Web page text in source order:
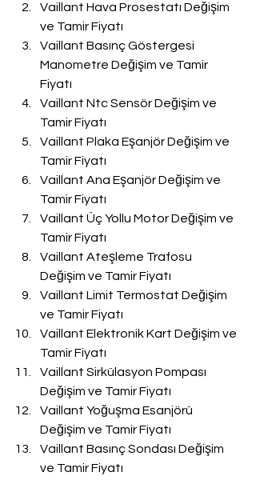
Vaillant Hava Prosestatı Değişim
ve Tamir Fiyatı
Vaillant Basınç Göstergesi
Manometre Değişim ve Tamir
Fiyatı
Vaillant Ntc Sensör Değişim ve
Tamir Fiyatı
Vaillant Plaka Eşanjör Değişim ve
Tamir Fiyatı
Vaillant Ana Eşanjör Değişim ve
Tamir Fiyatı
Vaillant Üç Yollu Motor Değişim ve
Tamir Fiyatı
Vaillant Ateşleme Trafosu
Değişim ve Tamir Fiyatı
Vaillant Limit Termostat Değişim
ve Tamir Fiyatı
Vaillant Elektronik Kart Değişim ve
Tamir Fiyatı
Vaillant Sirkülasyon Pompası
Değişim ve Tamir Fiyatı
Vaillant Yoğuşma Esanjörü
Değişim ve Tamir Fiyatı
Vaillant Basınç Sondası Değişim
ve Tamir Fiyatı